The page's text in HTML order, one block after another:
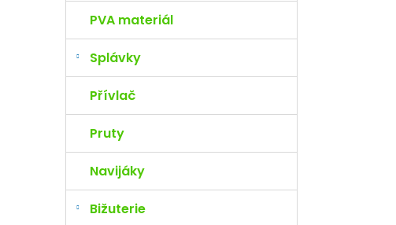
PVA materiál
Splávky
Přívlač
Pruty
Navijáky
Bižuterie